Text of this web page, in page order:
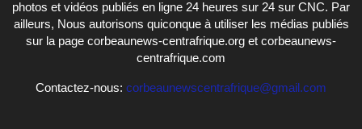
photos et vidéos publiés en ligne 24 heures sur 24 sur CNC. Par
ailleurs, Nous autorisons quiconque à utiliser les médias publiés
sur la page corbeaunews-centrafrique.org et corbeaunews-
centrafrique.com
Contactez-nous: corbeaunewscentrafrique@gmail.com